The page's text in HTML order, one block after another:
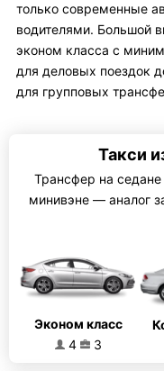
только современные
водителями. Большой
эконом класса с
для деловых поездок
для групповых
Такси
Трансфер на
минивэне — аналог
Эконом класс
4
3